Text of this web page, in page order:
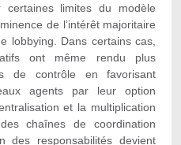
limites du modèle
de l’intérêt majoritaire
lobbying. Dans certains cas,
ont même rendu plus
de contrôle en favorisant
agents par leur option
et la multiplication
chaînes de coordination
des responsabilités devient